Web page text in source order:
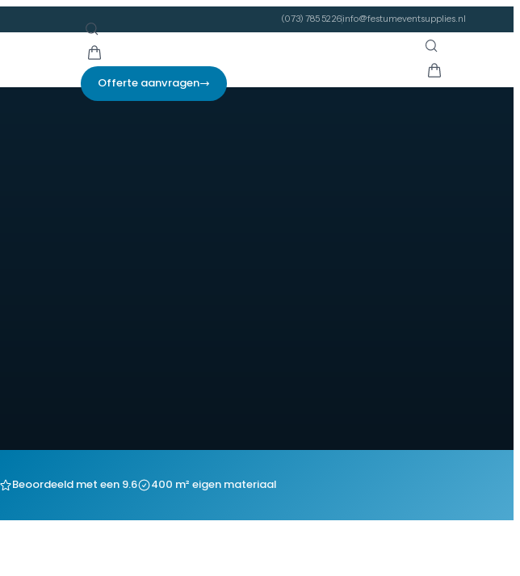
(073) 785 52 26info@festumeventsupplies.nl
Offerte aanvragen
Beoordeeld met een 9.6 400 m² eigen materiaal